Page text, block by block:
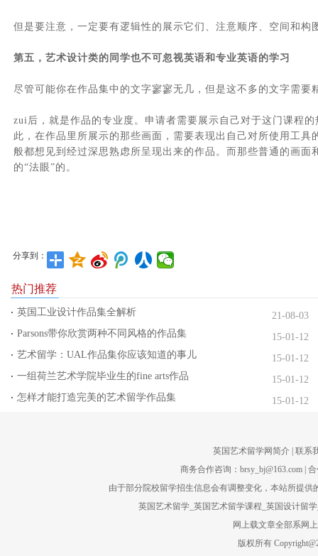
但是要注意，一定要有逻辑性的展示它们、注意顺序、空间和构
第五，艺术设计类的同学也不可忽视英语和专业英语的学习
尽管可能你在作品集中的文字寥寥无几，但是这不多的文字需要
zui后，就是作品的专业度。申请者需要展示自己对于这门课程
此，在作品里所展示的那些画面，需要表现出自己对所使用工具
般都想见到经过深思熟虑所呈现出来的作品。而那些普通的画面
的“法眼”的。
分享到：
热门推荐
英国工业设计作品集全解析
21-08-03
Parsons带你欣赏两种不同风格的作品集
15-01-12
艺术留学：UAL作品集你应该知道的事儿
15-01-12
一组荷兰艺术学院毕业生的fine arts作品
15-01-12
怎样才能打造完美的艺术留学作品集
15-01-12
英国艺术留学网简介 | 联系
商务合作咨询：brsy_bj@163.com |
由于部分院校留学招生信息会有调整变化，本站所提供
英国艺术留学_英国艺术留学课程_英国设计留
网上载文章全部系网上
版权所有